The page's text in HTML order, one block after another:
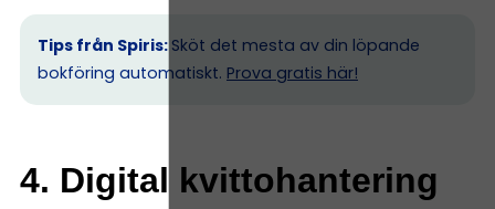
Tips från Spiris: Sköt det mesta av din löpande
bokföring automatiskt. Prova gratis här!
4. Digital kvittohantering